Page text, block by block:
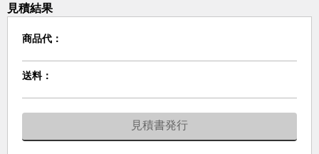
見積結果
商品代：
送料：
見積書発行